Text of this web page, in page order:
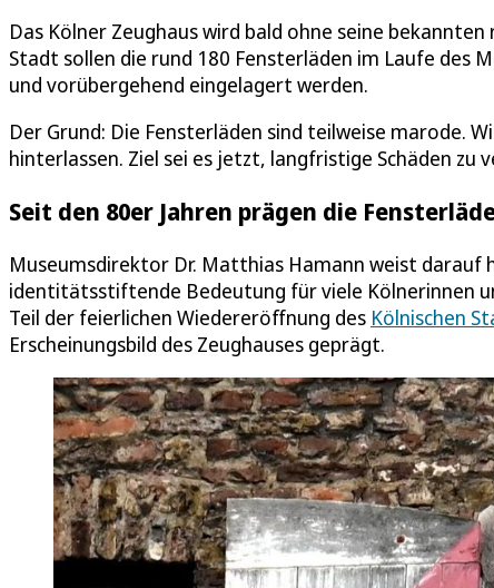
Das Kölner Zeughaus wird bald ohne seine
Stadt sollen die rund 180 Fensterläden im Laufe des
und vorübergehend eingelagert werden.
Der Grund: Die Fensterläden sind teilweise marode.
hinterlassen. Ziel sei es jetzt, langfristige Schäden zu
Seit den 80er Jahren prägen die
Museumsdirektor Dr. Matthias Hamann weist darauf
identitätsstiftende Bedeutung für viele Kölnerinnen
Teil der feierlichen Wiedereröffnung des Kölnischen
Erscheinungsbild des Zeughauses geprägt.